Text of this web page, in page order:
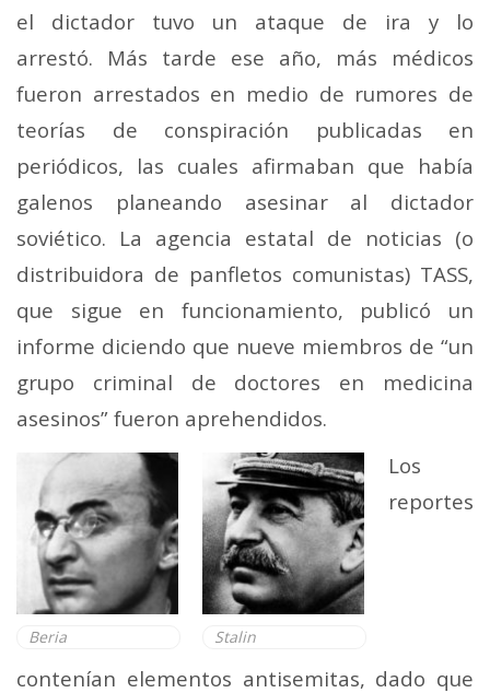
el dictador tuvo un ataque de ira y lo
arrestó. Más tarde ese año, más médicos
fueron arrestados en medio de rumores de
teorías de conspiración publicadas en
periódicos, las cuales afirmaban que había
galenos planeando asesinar al dictador
soviético. La agencia estatal de noticias (o
distribuidora de panfletos comunistas) TASS,
que sigue en funcionamiento, publicó un
informe diciendo que nueve miembros de “un
grupo criminal de doctores en medicina
asesinos” fueron aprehendidos.
Beria Stalin
Los
reportes
contenían elementos antisemitas, dado que